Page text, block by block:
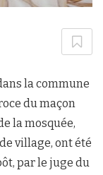
la commune
du maçon
la mosquée,
village, ont été
par le juge du